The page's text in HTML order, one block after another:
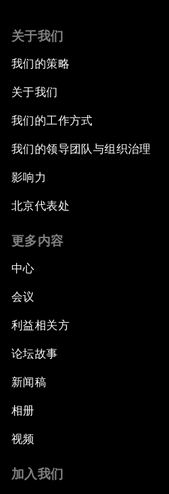
关于我们
我们的策略
关于我们
我们的工作方式
我们的领导团队与组织治理
影响力
北京代表处
更多内容
中心
会议
利益相关方
论坛故事
新闻稿
相册
视频
加入我们